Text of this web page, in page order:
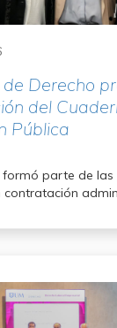
Derecho
del
Pública
parte de las
contratación